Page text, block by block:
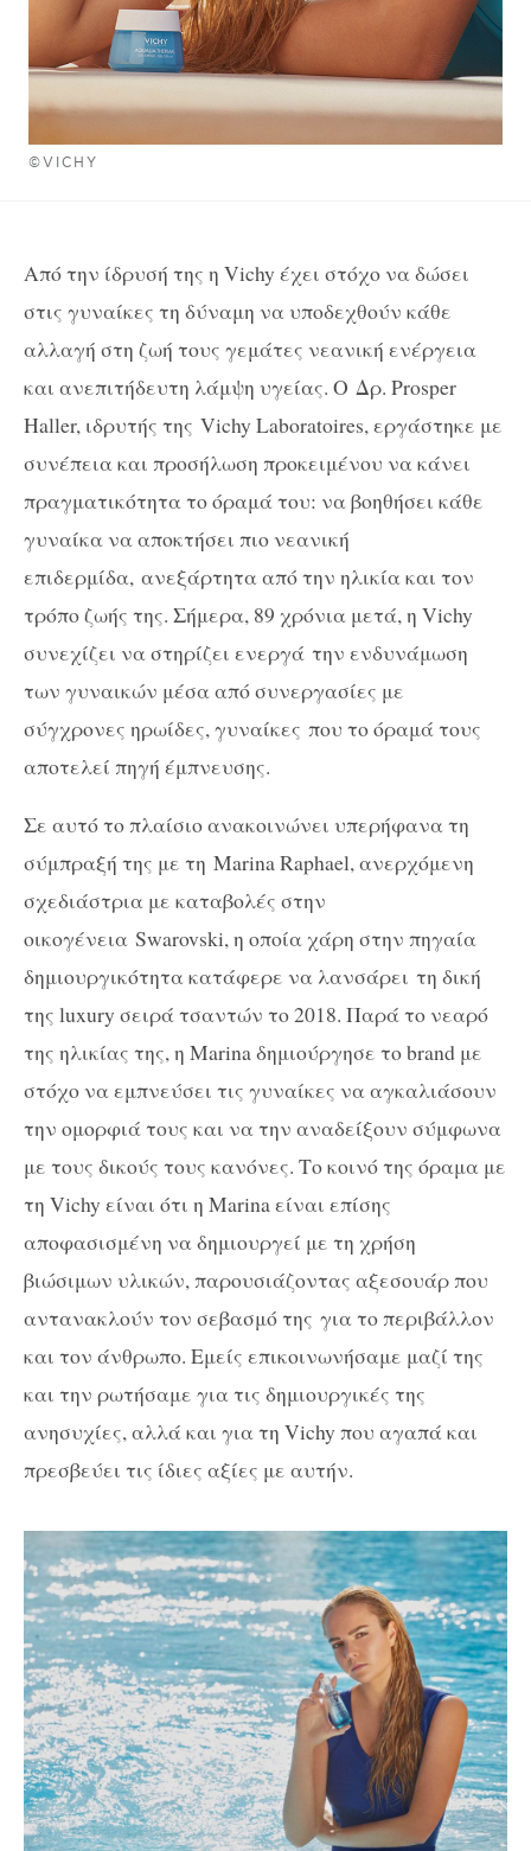
©VICHY
Από την ίδρυσή της η Vichy έχει στόχο να δώσει
στις γυναίκες τη δύναμη να υποδεχθούν κάθε
αλλαγή στη ζωή τους γεμάτες νεανική ενέργεια
και ανεπιτήδευτη λάμψη υγείας. Ο Δρ. Prosper
Haller, ιδρυτής της Vichy Laboratoires, εργάστηκε με
συνέπεια και προσήλωση προκειμένου να κάνει
πραγματικότητα το όραμά του: να βοηθήσει κάθε
γυναίκα να αποκτήσει πιο νεανική
επιδερμίδα, ανεξάρτητα από την ηλικία και τον
τρόπο ζωής της. Σήμερα, 89 χρόνια μετά, η Vichy
συνεχίζει να στηρίζει ενεργά την ενδυνάμωση
των γυναικών μέσα από συνεργασίες με
σύγχρονες ηρωίδες, γυναίκες που το όραμά τους
αποτελεί πηγή έμπνευσης.
Σε αυτό το πλαίσιο ανακοινώνει υπερήφανα τη
σύμπραξή της με τη Marina Raphael, ανερχόμενη
σχεδιάστρια με καταβολές στην
οικογένεια Swarovski, η οποία χάρη στην πηγαία
δημιουργικότητα κατάφερε να λανσάρει τη δική
της luxury σειρά τσαντών το 2018. Παρά το νεαρό
της ηλικίας της, η Marina δημιούργησε το brand με
στόχο να εμπνεύσει τις γυναίκες να αγκαλιάσουν
την ομορφιά τους και να την αναδείξουν σύμφωνα
με τους δικούς τους κανόνες. Το κοινό της όραμα με
τη Vichy είναι ότι η Marina είναι επίσης
αποφασισμένη να δημιουργεί με τη χρήση
βιώσιμων υλικών, παρουσιάζοντας αξεσουάρ που
αντανακλούν τον σεβασμό της για το περιβάλλον
και τον άνθρωπο. Εμείς επικοινωνήσαμε μαζί της
και την ρωτήσαμε για τις δημιουργικές της
ανησυχίες, αλλά και για τη Vichy που αγαπά και
πρεσβεύει τις ίδιες αξίες με αυτήν.